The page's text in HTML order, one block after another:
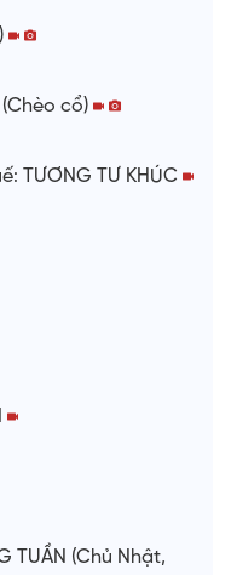
cổ)
TƯƠNG TƯ KHÚC
TUẦN (Chủ Nhật,